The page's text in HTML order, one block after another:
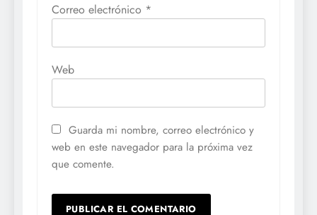
Correo electrónico *
Web
Guarda mi nombre, correo electrónico y
web en este navegador para la próxima vez
que comente.